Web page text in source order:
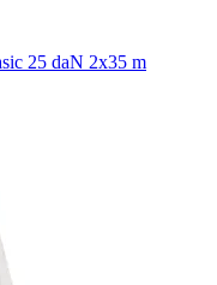
25 daN 2x35 m